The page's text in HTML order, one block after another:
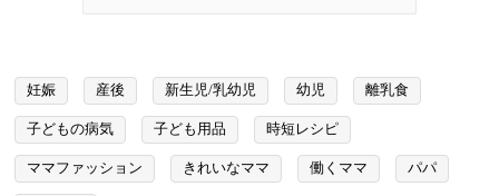
妊娠 産後 新生児/乳幼児 幼児 離乳食
子どもの病気 子ども用品 時短レシピ
ママファッション きれいなママ 働くママ パパ